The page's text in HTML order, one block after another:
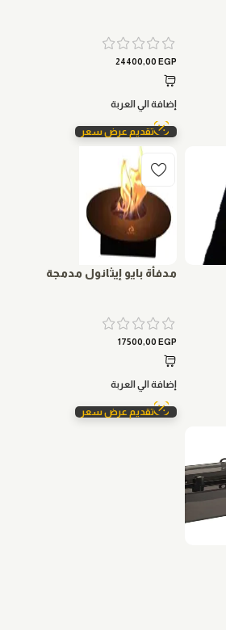
24400,00 EGP
إضافة الي العربة
تقديم عرض سعر
مدفأة بايو إيثانول مدمجة
17500,00 EGP
إضافة الي العربة
تقديم عرض سعر